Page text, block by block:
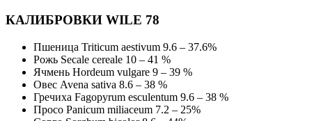
КАЛИБРОВКИ WILE 78
Пшеница Triticum aestivum 9.6 – 37.6%
Рожь Secale cereale 10 – 41 %
Ячмень Hordeum vulgare 9 – 39 %
Овес Avena sativa 8.6 – 38 %
Гречиха Fagopyrum esculentum 9.6 – 38 %
Просо Panicum miliaceum 7.2 – 25%